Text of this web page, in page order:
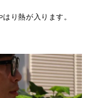
り熱が入ります。